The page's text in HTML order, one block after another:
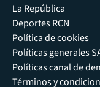
La República
Deportes RCN
Política de cookies
Políticas generales
Políticas canal de
Términos y